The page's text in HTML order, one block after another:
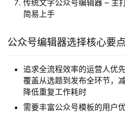
传统文字公众号编辑器 – 主
简易上手
公众号编辑器选择核心要点
追求全流程效率的运营人优
覆盖从选题到发布全环节，
降低重复工作耗时
需要丰富公众号模板的用户